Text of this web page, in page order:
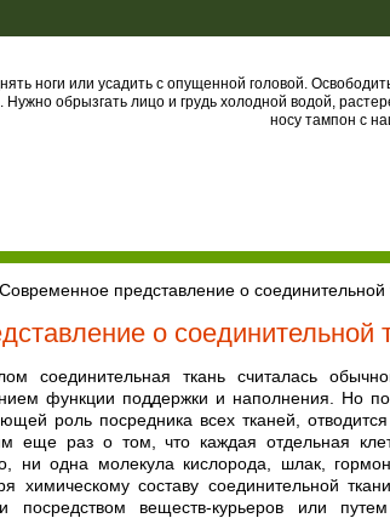
ноги или усадить с опущенной головой.
обрызгать лицо и грудь холодной водой,
носу тампон с
Современное представление о соединительной
о соединительной
соединительная ткань считалась
функции поддержки и наполнения. Но
роль посредника всех тканей,
еще раз о том, что каждая отдельная
ни одна молекула кислорода, шлак,
химическому составу соединительной
посредством веществ-курьеров или